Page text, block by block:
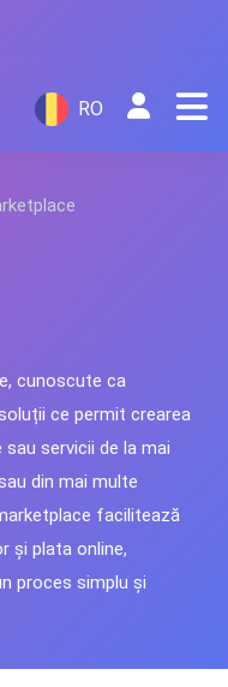
RO
cunoscute ca
ce permit crearea
servicii de la mai
din mai multe
facilitează
și plata online,
proces simplu și